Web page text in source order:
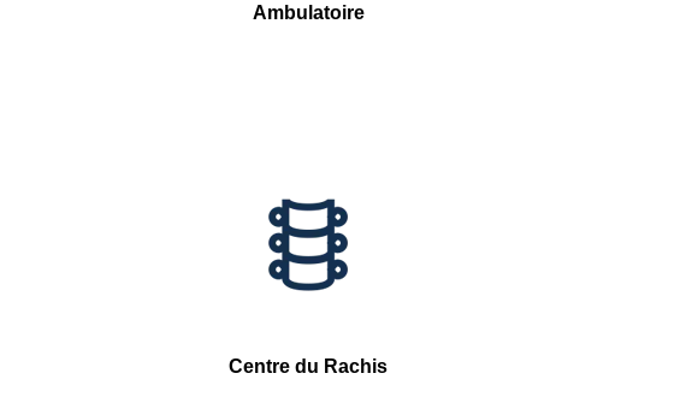
Ambulatoire
Centre du Rachis